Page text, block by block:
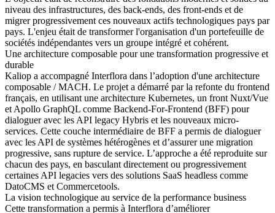
niveau des infrastructures, des back-ends, des front-ends et de
migrer progressivement ces nouveaux actifs technologiques pays par
pays. L'enjeu était de transformer l'organisation d'un portefeuille de
sociétés indépendantes vers un groupe intégré et cohérent.
Une architecture composable pour une transformation progressive et
durable
Kaliop a accompagné Interflora dans l’adoption d'une architecture
composable / MACH. Le projet a démarré par la refonte du frontend
français, en utilisant une architecture Kubernetes, un front Nuxt/Vue
et Apollo GraphQL comme Backend-For-Frontend (BFF) pour
dialoguer avec les API legacy Hybris et les nouveaux micro-
services. Cette couche intermédiaire de BFF a permis de dialoguer
avec les API de systèmes hétérogènes et d’assurer une migration
progressive, sans rupture de service. L’approche a été reproduite sur
chacun des pays, en basculant directement ou progressivement
certaines API legacies vers des solutions SaaS headless comme
DatoCMS et Commercetools.
La vision technologique au service de la performance business
Cette transformation a permis à Interflora d’améliorer